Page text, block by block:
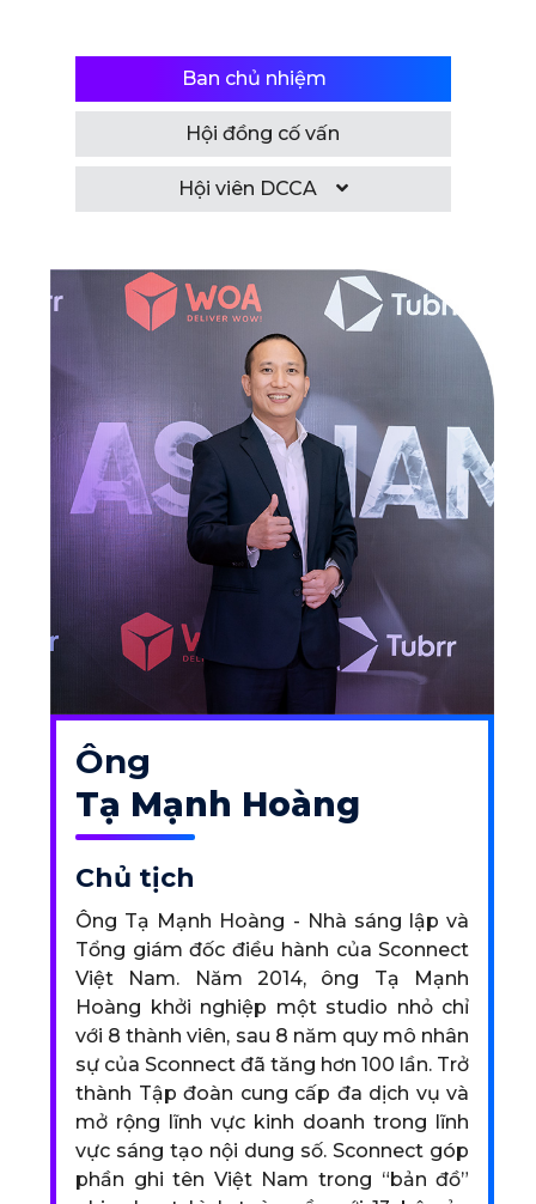
Ban chủ nhiệm
Hội đồng cố vấn
Hội viên DCCA
Ông
Tạ Mạnh Hoàng
Chủ tịch
Ông Tạ Mạnh Hoàng - Nhà sáng lập và
Tổng giám đốc điều hành của Sconnect
Việt Nam. Năm 2014, ông Tạ Mạnh
Hoàng khởi nghiệp một studio nhỏ chỉ
với 8 thành viên, sau 8 năm quy mô nhân
sự của Sconnect đã tăng hơn 100 lần. Trở
thành Tập đoàn cung cấp đa dịch vụ và
mở rộng lĩnh vực kinh doanh trong lĩnh
vực sáng tạo nội dung số. Sconnect góp
phần ghi tên Việt Nam trong “bản đồ”